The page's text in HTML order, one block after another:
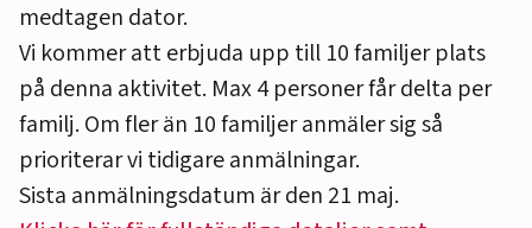
medtagen dator.
Vi kommer att erbjuda upp till 10 familjer plats
på denna aktivitet. Max 4 personer får delta per
familj. Om fler än 10 familjer anmäler sig så
prioriterar vi tidigare anmälningar.
Sista anmälningsdatum är den 21 maj.